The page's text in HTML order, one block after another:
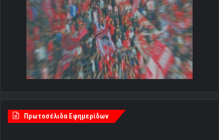
Πρωτοσέλιδα Εφημερίδων